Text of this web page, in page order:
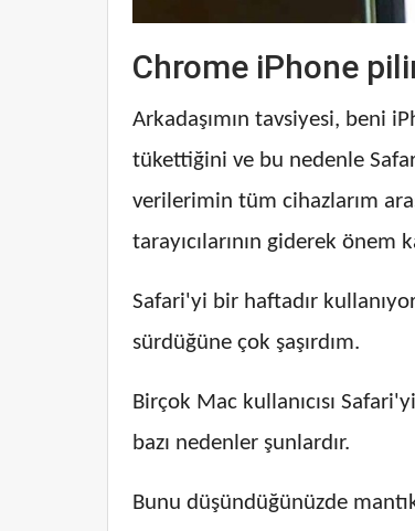
Chrome iPhone
Arkadaşımın tavsiyesi, beni
tükettiğini ve bu nedenle
verilerimin tüm cihazlarım
tarayıcılarının giderek
Safari'yi bir haftadır
sürdüğüne çok şaşırdım.
Birçok Mac kullanıcısı
bazı nedenler şunlardır.
Bunu düşündüğünüzde